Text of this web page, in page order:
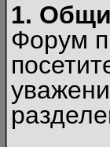
1.
Форум